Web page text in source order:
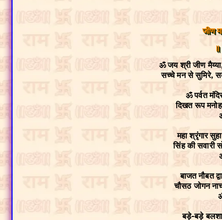
जीण
ॐ जय श्री जीण
सच्चे मन से सुमिरे,
ॐ पर्वत
दिखत रूप
महा श्रृंगार
सिंह की
बाजत नौबत
चौसठ जोगन
बड़े-बड़े